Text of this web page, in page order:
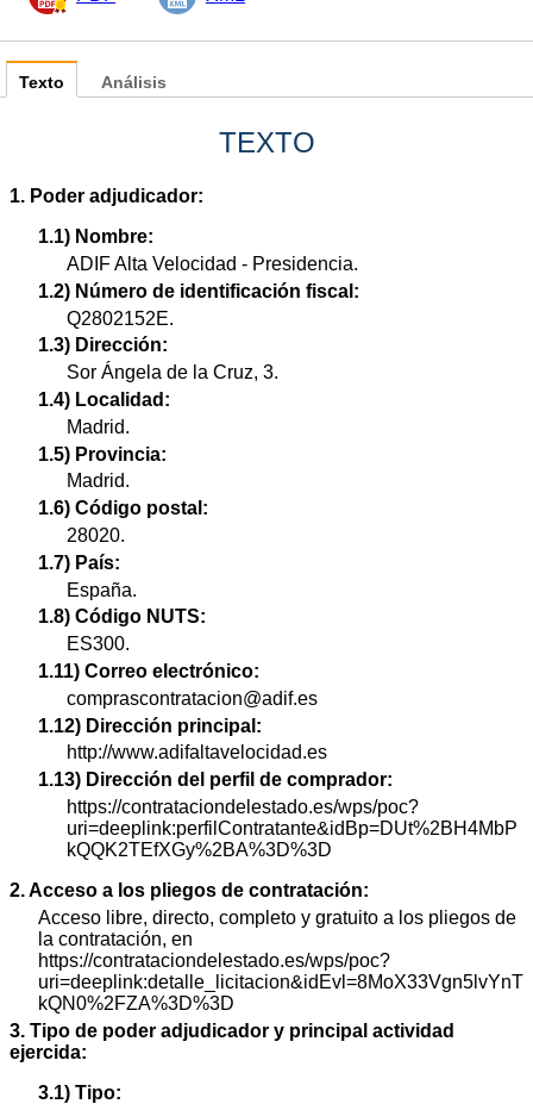
Texto
TEXTO
1. Poder adjudicador:
1.1) Nombre:
ADIF Alta Velocidad - Presidencia.
1.2) Número de identificación fiscal:
Q2802152E.
1.3) Dirección:
Sor Ángela de la Cruz, 3.
1.4) Localidad:
Madrid.
1.5) Provincia:
Madrid.
1.6) Código postal:
28020.
1.7) País:
España.
1.8) Código NUTS:
ES300.
1.11) Correo electrónico:
comprascontratacion@adif.es
1.12) Dirección principal:
http://www.adifaltavelocidad.es
1.13) Dirección del perfil de comprador:
https://contrataciondelestado.es/wps/poc?
uri=deeplink:perfilContratante&idBp=DUt%2BH4MbP
kQQK2TEfXGy%2BA%3D%3D
2. Acceso a los pliegos de contratación:
Acceso libre, directo, completo y gratuito a los pliegos de
la contratación, en
https://contrataciondelestado.es/wps/poc?
uri=deeplink:detalle_licitacion&idEvl=8MoX33Vgn5lvYnT
kQN0%2FZA%3D%3D
3. Tipo de poder adjudicador y principal actividad
ejercida:
3.1) Tipo:
Análisis